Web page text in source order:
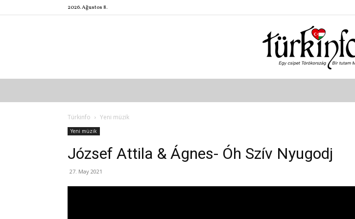
2026. Ağustos 8.
Türkinfo
Türkinfo Yeni müzik
Yeni müzik
József Attila & Ágnes- Óh Szív Nyugodj
27. May 2021